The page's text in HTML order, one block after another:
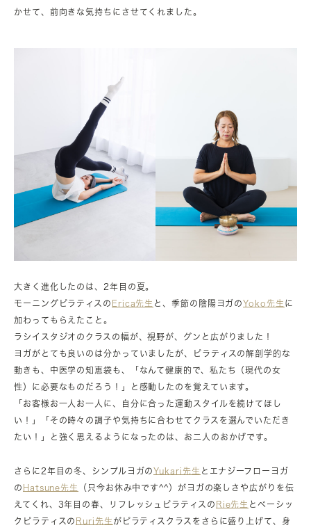
かせて、前向きな気持ちにさせてくれました。
大きく進化したのは、2年目の夏。
モーニングピラティスの Erica先生 と、季節の陰陽ヨガのYoko先生 に
加わってもらえたこと。
ラシイスタジオのクラスの幅が、視野が、グンと広がりました！
ヨガがとても良いのは分かっていましたが、ピラティスの解剖学的な
動きも、中医学の知恵袋も、「なんて健康的で、私たち（現代の女
性）に必要なものだろう！」と感動したのを覚えています。
「お客様お一人お一人に、自分に合った運動スタイルを続けてほし
い！」「その時々の調子や気持ちに合わせてクラスを選んでいただき
たい！」と強く思えるようになったのは、お二人のおかげです。
さらに2年目の冬、シンプルヨガのYukari先生 とエナジーフローヨガ
の Hatsune先生
（只今お休み中です^^）がヨガの楽しさや広がりを伝
えてくれ、3年目の春、リフレッシュピラティスの Rie先生 とベーシッ
クピラティスの Ruri先生 がピラティスクラスをさらに盛り上げて、身